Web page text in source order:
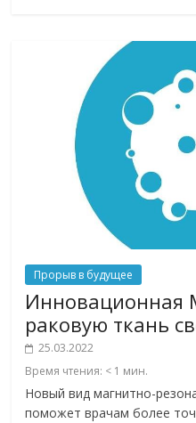
Прорыв в будущее
Инновационная
раковую ткань
25.03.2022
Время чтения: < 1 мин.
Новый вид магнитно-
поможет врачам более